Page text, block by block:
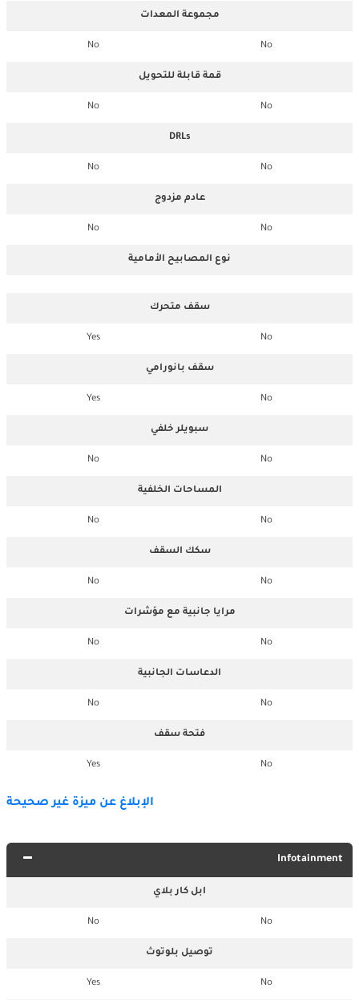
مجموعة المعدات
No
No
قمة قابلة للتحويل
No
No
DRLs
No
No
عادم مزدوج
No
No
نوع المصابيح الأمامية
سقف متحرك
No
Yes
سقف بانورامي
No
Yes
سبويلر خلفي
No
No
المساحات الخلفية
No
No
سكك السقف
No
No
مرايا جانبية مع مؤشرات
No
No
الدعاسات الجانبية
No
No
فتحة سقف
No
Yes
الإبلاغ عن ميزة غير صحيحة
Infotainment
ابل كار بلاي
No
No
توصيل بلوتوث
No
Yes